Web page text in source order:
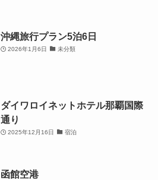
沖縄旅行プラン5泊6日
2026年1月6日 未分類
ダイワロイネットホテル那覇国際
通り
2025年12月16日 宿泊
函館空港